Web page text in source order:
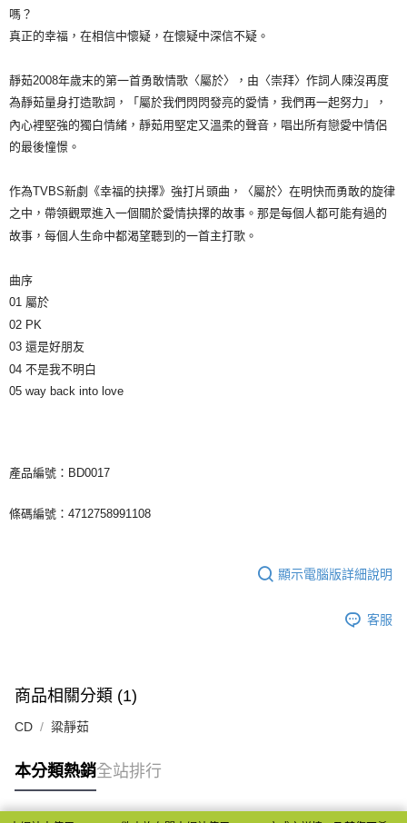
宅配
嗎？
真正的幸福，在相信中懷疑，在懷疑中深信不疑。
靜茹2008年歲末的第一首勇敢情歌〈屬於〉，由〈崇拜〉作詞人陳沒再度
為靜茹量身打造歌詞，「屬於我們閃閃發亮的愛情，我們再一起努力」，
內心裡堅強的獨白情緒，靜茹用堅定又溫柔的聲音，唱出所有戀愛中情侶
的最後憧憬。
作為TVBS新劇《幸福的抉擇》強打片頭曲，〈屬於〉在明快而勇敢的旋律
之中，帶領觀眾進入一個關於愛情抉擇的故事。那是每個人都可能有過的
故事，每個人生命中都渴望聽到的一首主打歌。
曲序
01 屬於
02 PK
03 還是好朋友
04 不是我不明白
05 way back into love
產品編號：BD0017
條碼編號：4712758991108
顯示電腦版詳細說明
客服
商品相關分類 (1)
CD 粱靜茹
本分類熱銷全站排行